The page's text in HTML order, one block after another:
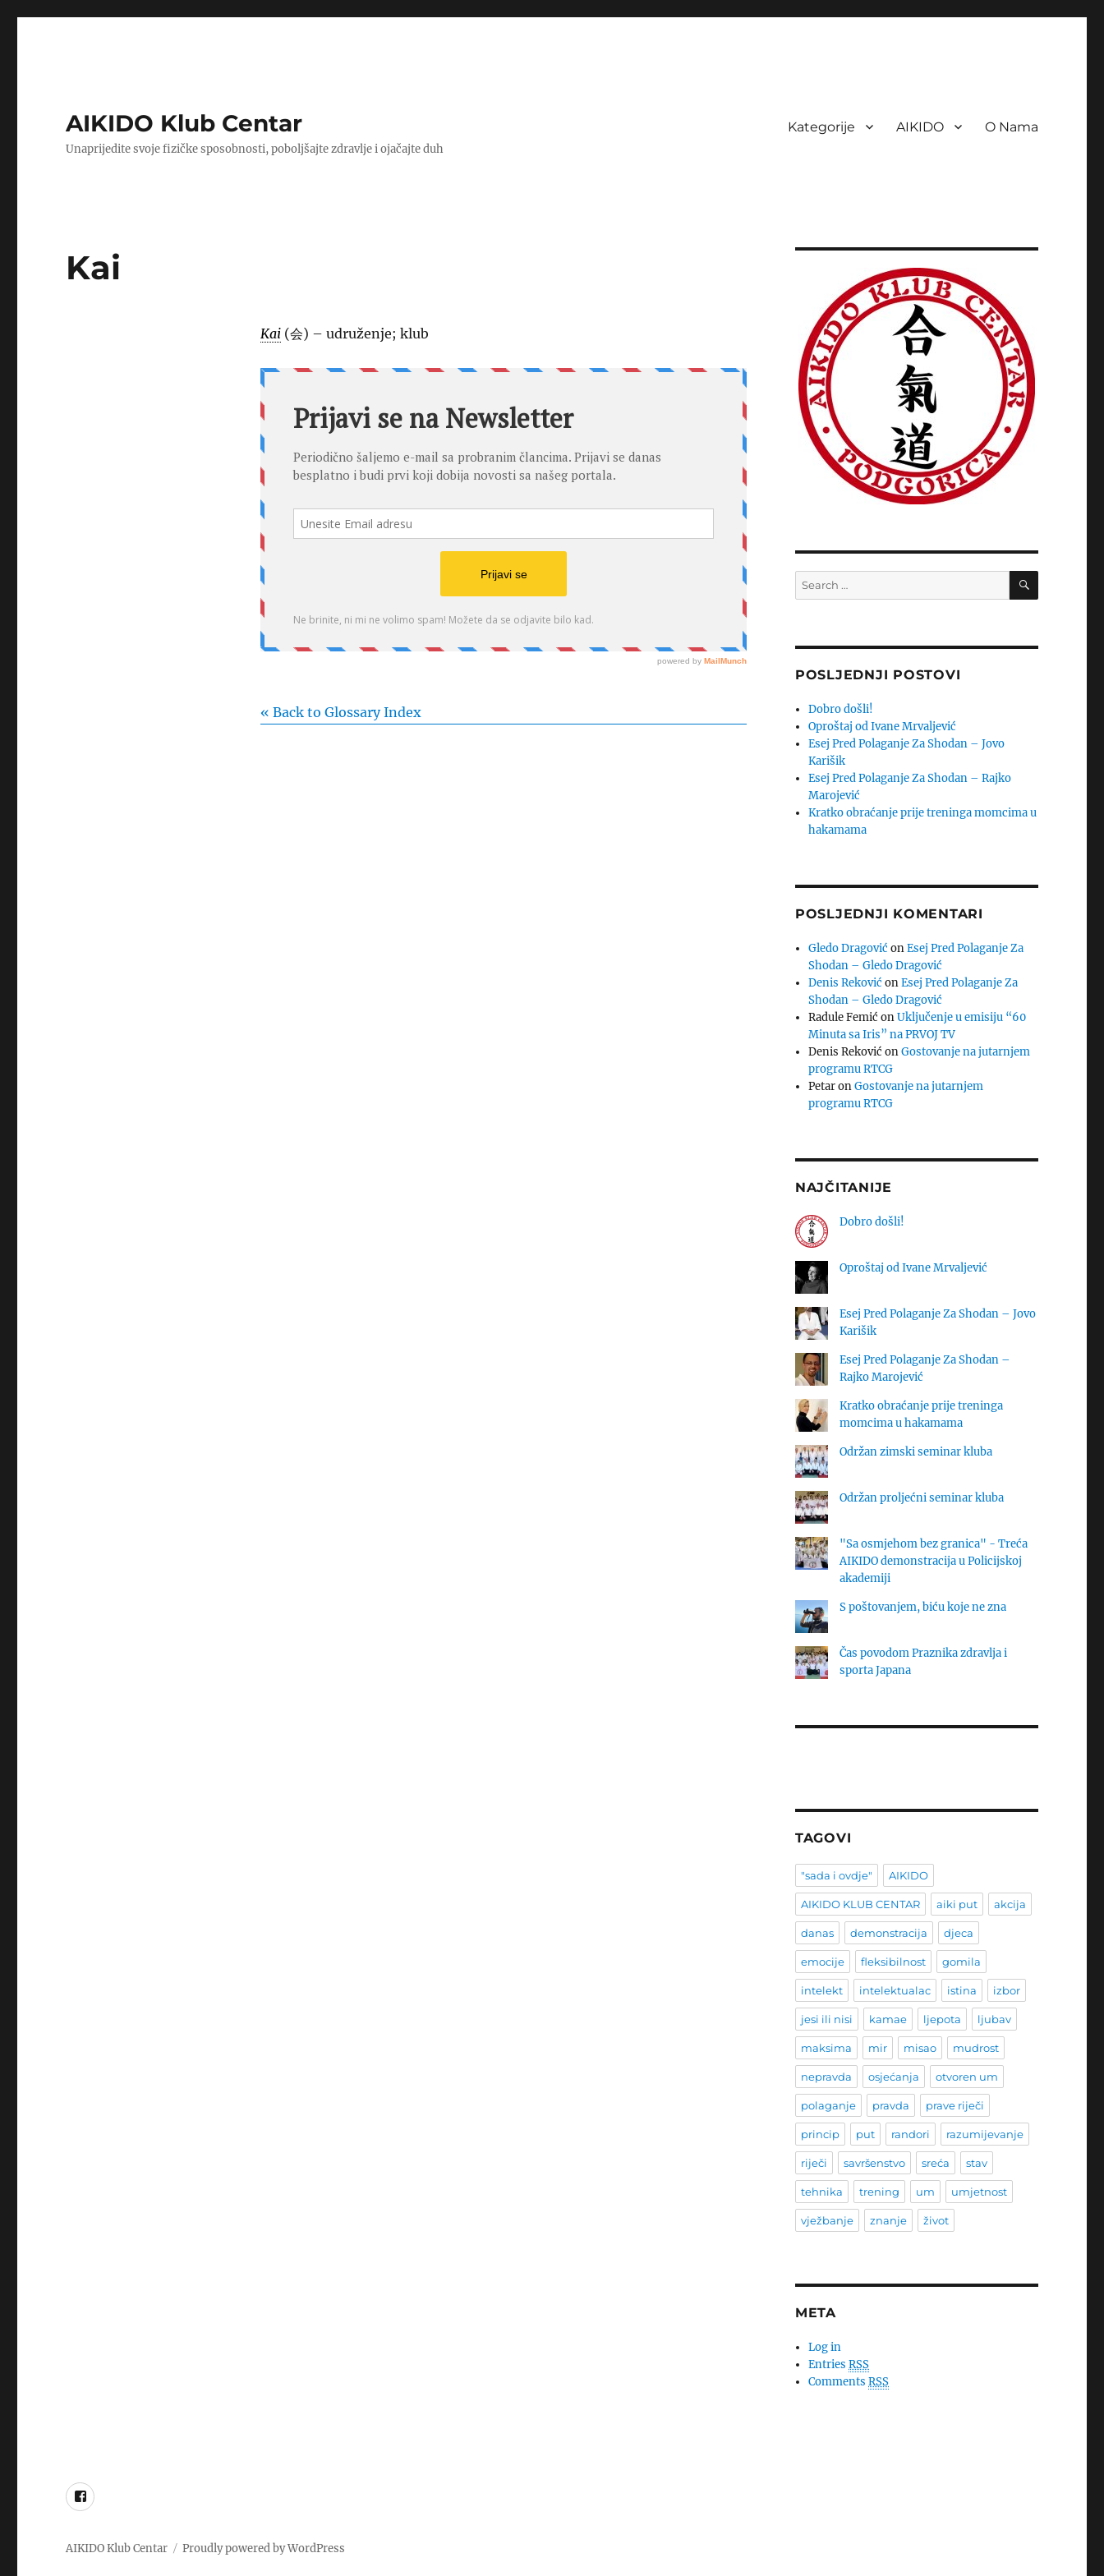
AIKIDO Klub Centar
Unaprijedite svoje fizičke sposobnosti, poboljšajte zdravlje i ojačajte duh
Kategorije AIKIDO O Nama
Kai
Kai(会) – udruženje; klub
« Back to Glossary Index
Search
for:
SEARCH
POSLJEDNJI POSTOVI
Dobro došli!
Oproštaj od Ivane Mrvaljević
Esej Pred Polaganje Za Shodan – Jovo
Karišik
Esej Pred Polaganje Za Shodan – Rajko
Marojević
Kratko obraćanje prije treninga momcima u
hakamama
POSLJEDNJI KOMENTARI
Gledo Dragović onEsej Pred Polaganje Za
Shodan – Gledo Dragović
Denis Reković onEsej Pred Polaganje Za
Shodan – Gledo Dragović
Radule Femić onUključenje u emisiju “60
Minuta sa Iris” na PRVOJ TV
Denis Reković onGostovanje na jutarnjem
programu RTCG
PetaronGostovanje na jutarnjem
programu RTCG
NAJČITANIJE
Dobro došli!
Oproštaj od Ivane Mrvaljević
Esej Pred Polaganje Za Shodan – Jovo
Karišik
Esej Pred Polaganje Za Shodan –
Rajko Marojević
Kratko obraćanje prije treninga
momcima u hakamama
Održan zimski seminar kluba
Održan proljećni seminar kluba
"Sa osmjehom bez granica" - Treća
AIKIDO demonstracija u Policijskoj
akademiji
S poštovanjem, biću koje ne zna
Čas povodom Praznika zdravlja i
sporta Japana
TAGOVI
"sada i ovdje" AIKIDO
AIKIDO KLUB CENTAR aiki put akcija
danas demonstracija djeca
emocije fleksibilnost gomila
intelekt intelektualac istina izbor
jesi ili nisi kamae ljepota ljubav
maksima mir misao mudrost
nepravda osjećanja otvoren um
polaganje pravda prave riječi
princip put randori razumijevanje
riječi savršenstvo sreća stav
tehnika trening um umjetnost
vježbanje znanje život
META
Log in
EntriesRSS
CommentsRSS
Facebook
AIKIDO Klub Centar Proudly powered by WordPress